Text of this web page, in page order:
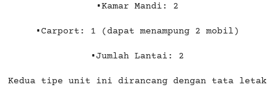
•Kamar Mandi: 2
•Carport: 1 (dapat menampung 2 mobil)
•Jumlah Lantai: 2
Kedua tipe unit ini dirancang dengan tata letak